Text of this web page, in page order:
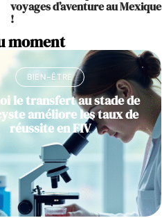
voyages d’aventure au Mexique
!
moment
BIEN-ÊTRE
le transfert au stade de
améliore les taux de
réussite en FIV